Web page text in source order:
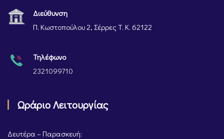
Διεύθυνση
Π. Κωστοπούλου 2, Σέρρες Τ. Κ. 62122
Τηλέφωνο
2321099710
Ωράριο Λειτουργίας
Δευτέρα – Παρασκευή: